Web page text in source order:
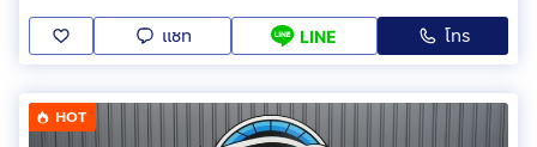
แชท LINE โทร
HOT